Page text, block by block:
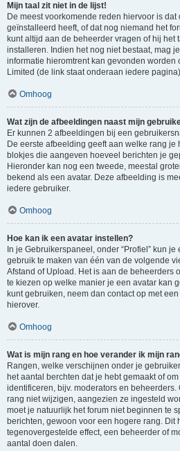
Mijn taal zit niet in de lijst!
De meest voorkomende reden hiervoor is
geïnstalleerd heeft, of dat nog niemand het
kunt altijd aan de beheerder vragen of hij het
installeren. Indien het nog niet bestaat, mag
informatie hieromtrent kan gevonden worden
Limited (de link staat onderaan iedere
Omhoog
Wat zijn de afbeeldingen naast mijn
Er kunnen 2 afbeeldingen bij een
De eerste afbeelding geeft aan welke rang je
blokjes die aangeven hoeveel berichten je
Hieronder kan nog een tweede, meestal
bekend als een avatar. Deze afbeelding is
iedere gebruiker.
Omhoog
Hoe kan ik een avatar instellen?
In je Gebruikerspaneel, onder “Profiel” kun
gebruik te maken van één van de volgende
Afstand of Upload. Het is aan de beheerders
te kiezen op welke manier je een avatar kan
kunt gebruiken, neem dan contact op met
hierover.
Omhoog
Wat is mijn rang en hoe verander ik mijn
Rangen, welke verschijnen onder je
het aantal berchten dat je hebt gemaakt of
identificeren, bijv. moderators en
rang niet wijzigen, aangezien ze ingesteld
moet je natuurlijk het forum niet beginnen te
berichten, gewoon voor een hogere rang. Dit
tegenovergestelde effect, een beheerder of
aantal doen dalen.